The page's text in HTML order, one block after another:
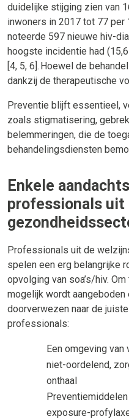
duidelijke stijging zien van
inwoners in 2017 tot 77 per
noteerde 597 nieuwe hiv-
hoogste incidentie had
[4, 5, 6]. Hoewel de
dankzij de therapeutische
Preventie blijft essentieel,
zoals stigmatisering,
belemmeringen, die de
behandelingsdiensten
Enkele
professionals uit
Professionals uit de
spelen een erg belangrijke
opvolging van soa’s/hiv.
mogelijk wordt aangeboden
doorverwezen naar de
professionals:
Een omgeving van
niet-oordelend,
onthaal
exposure-